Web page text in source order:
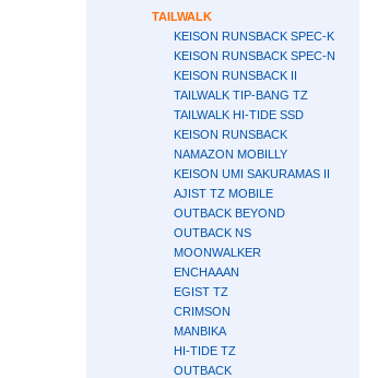
TAILWALK
KEISON RUNSBACK SPEC-K
KEISON RUNSBACK SPEC-N
KEISON RUNSBACK II
TAILWALK TIP-BANG TZ
TAILWALK HI-TIDE SSD
KEISON RUNSBACK
NAMAZON MOBILLY
KEISON UMI SAKURAMAS II
AJIST TZ MOBILE
OUTBACK BEYOND
OUTBACK NS
MOONWALKER
ENCHAAAN
EGIST TZ
CRIMSON
MANBIKA
HI-TIDE TZ
OUTBACK